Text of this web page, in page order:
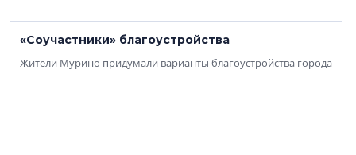
«Соучастники» благоустройства
Жители Мурино придумали варианты благоустройства города